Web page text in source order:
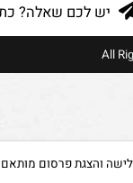
יש לכם שאלה? כתבו